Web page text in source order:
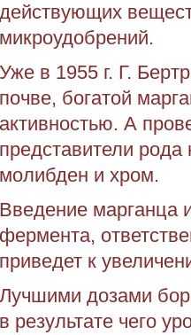
действующих
микроудобрений.
Уже в 1955 г. Г.
почве, богатой
активностью. А
представители
молибден и хром.
Введение марганца
фермента,
приведет к
Лучшими дозами
в результате чего